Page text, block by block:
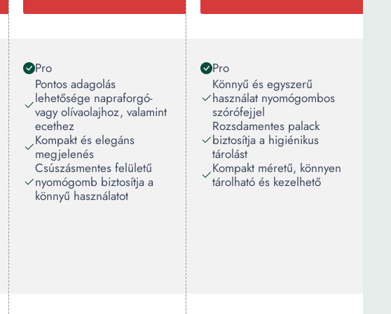
Pro
Pontos adagolás
lehetősége napraforgó-
vagy olívaolajhoz, valamint
ecethez
Kompakt és elegáns
megjelenés
Csúszásmentes felületű
nyomógomb biztosítja a
könnyű használatot
Pro
Könnyű és egyszerű
használat nyomógombos
szórófejjel
Rozsdamentes palack
biztosítja a higiénikus
tárolást
Kompakt méretű, könnyen
tárolható és kezelhető